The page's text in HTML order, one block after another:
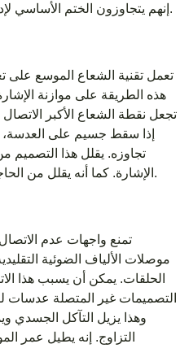
إنهم يتجاوزون الختم الأساسي لإدارة تهديدات الجسيمات بشكل فعال.
تعمل تقنية الشعاع الموسع على
هذه الطريقة على موازنة
تجعل نقطة الشعاع الأكبر
إذا سقط جسيم على العدسة،
تجاوزه. يقلل هذا التصميم
الإشارة. كما أنه يقلل من الحاجة إلى التنظيف المتكرر في الميدان.
تمنع واجهات عدم
موصلات الألياف الضوئية
الحلقات. يمكن أن يسبب هذا
التصميمات غير المتصلة عدسات
وهذا يزيل التآكل الجسدي
التزاوج. إنه يطيل عمر